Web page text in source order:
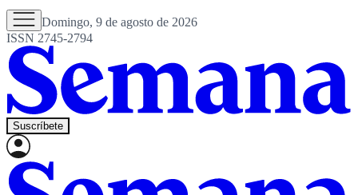
Domingo, 9 de agosto de 2026
ISSN 2745-2794
Suscríbete